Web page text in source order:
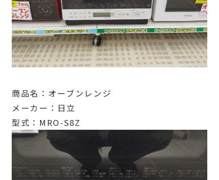
商品名：オーブンレンジ
メーカー：日立
型式：MRO-S8Z